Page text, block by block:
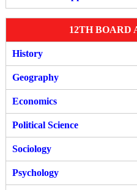
12TH BOARD
History
Geography
Economics
Political Science
Sociology
Psychology